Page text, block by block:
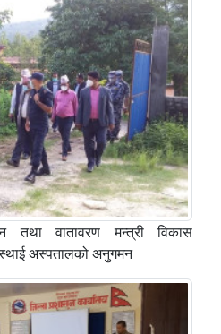
तथा वातावरण मन्त्री विकास
अस्पतालको अनुगमन